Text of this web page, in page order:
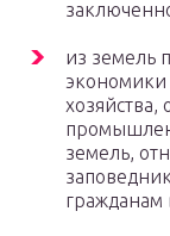
из земель
экономики
хозяйства,
земель,
гражданам